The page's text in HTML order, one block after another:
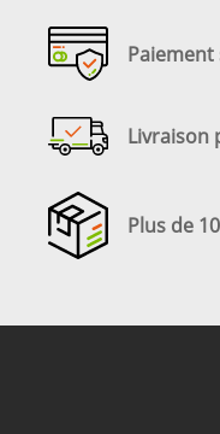
Paiement
Livraison
Plus de